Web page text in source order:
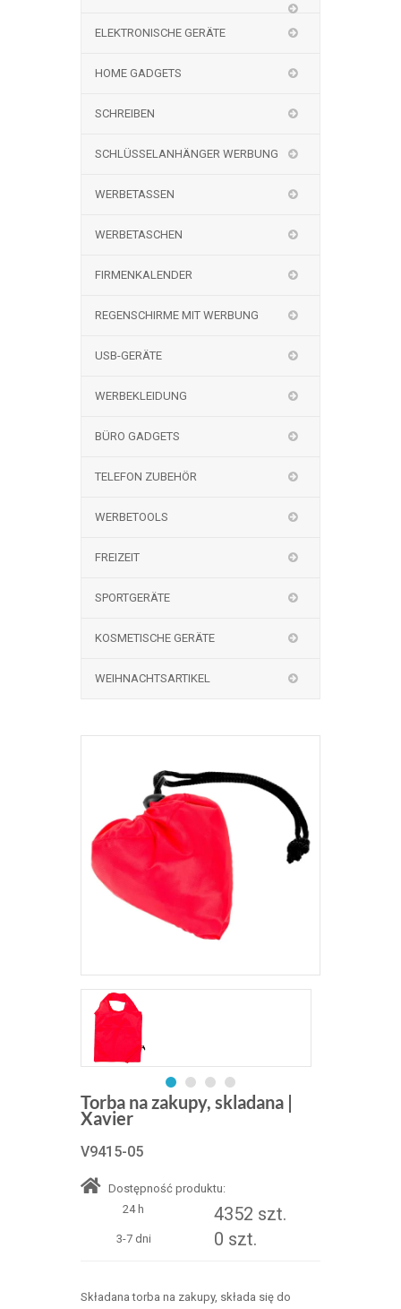
ELEKTRONISCHE GERÄTE
HOME GADGETS
SCHREIBEN
SCHLÜSSELANHÄNGER WERBUNG
WERBETASSEN
WERBETASCHEN
FIRMENKALENDER
REGENSCHIRME MIT WERBUNG
USB-GERÄTE
WERBEKLEIDUNG
BÜRO GADGETS
TELEFON ZUBEHÖR
WERBETOOLS
FREIZEIT
SPORTGERÄTE
KOSMETISCHE GERÄTE
WEIHNACHTSARTIKEL
Torba na zakupy, skladana |
Xavier
V9415-05
Dostępność produktu:
24 h
4352 szt.
3-7 dni 0 szt.
Składana torba na zakupy, składa się do